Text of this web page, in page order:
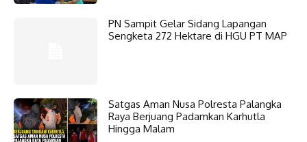
PN Sampit Gelar Sidang Lapangan
Sengketa 272 Hektare di HGU PT MAP
Satgas Aman Nusa Polresta Palangka
Raya Berjuang Padamkan Karhutla
Hingga Malam